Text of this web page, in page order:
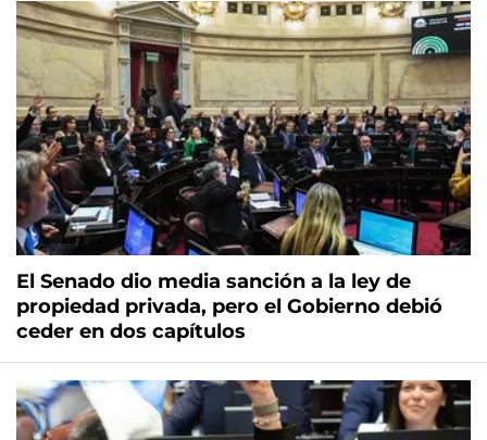
El Senado dio media sanción a la ley de
propiedad privada, pero el Gobierno debió
ceder en dos capítulos